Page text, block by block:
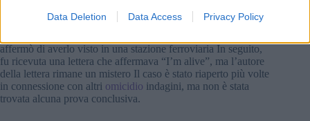
Data Deletion Data Access Privacy Policy
Il caso del ragazzo scomparso Tamás Till era afflitto da false
affermò di averlo visto in una stazione ferroviaria In seguito,
fu ricevuta una lettera che affermava “I’m alive”, ma l’autore
della lettera rimane un mistero Il caso è stato riaperto più volte
in connessione con altri omicidio indagini, ma non è stata
trovata alcuna prova conclusiva.